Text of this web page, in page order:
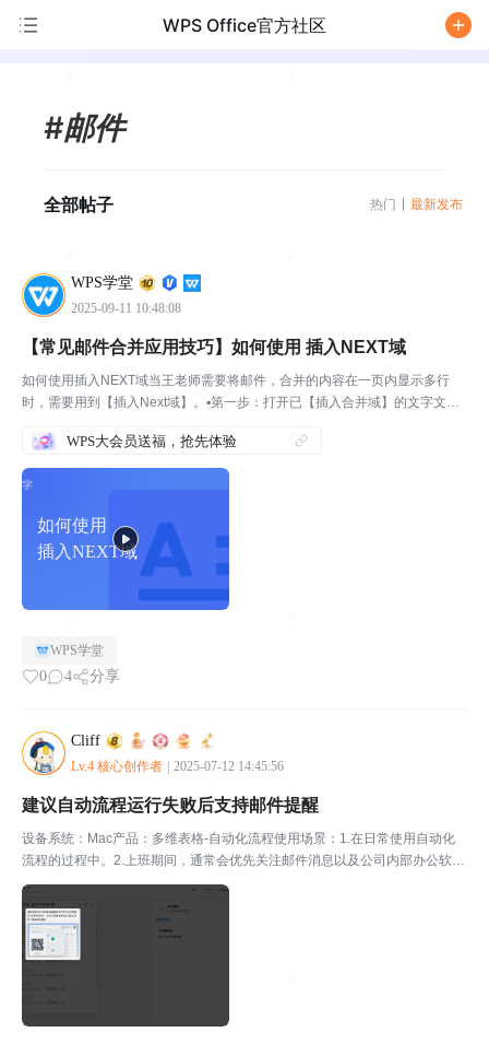
WPS Office官方社区
#邮件
全部帖子 热门 最新发布
WPS学堂
2025-09-11 10:48:08
如何使用
插入NEXT域
【常见邮件合并应用技巧】如何使用 插入NEXT域
如何使用插入NEXT域当王老师需要将邮件，合并的内容在一页内显示多行
时，需要用到【插入Next域】。▪第一步：打开已【插入合并域】的文字文
域】按钮。▪第三步：将上方内容复制到【Next...
WPS大会员送福，抢先体验
WPS学堂
0 4 分享
Cliff
Lv.4 核心创作者 2025-07-12 14:45:56
建议自动流程运行失败后支持邮件提醒
设备系统：Mac产品：多维表格-自动化流程使用场景：1.在日常使用自动化
流程的过程中。2.上班期间，通常会优先关注邮件消息以及公司内部办公软件
消息。问题描述：目前自动流程运行失败后，仅支持将通知发送至流程最后编
辑者的“WPS云文档首页"及"WPS协作。优化...